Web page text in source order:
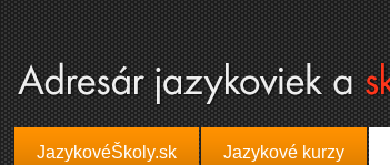
JazykovéŠkoly.sk Jazykové kurzy